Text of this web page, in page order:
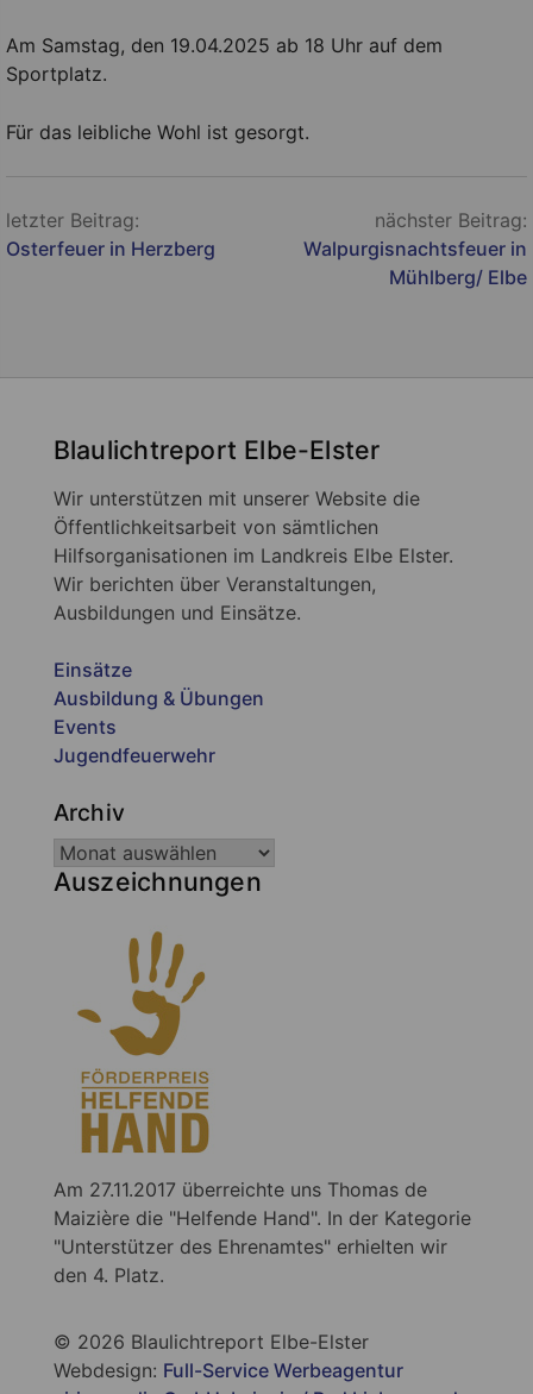
Am Samstag, den 19.04.2025 ab 18 Uhr auf dem
Sportplatz.
Für das leibliche Wohl ist gesorgt.
Beitragsnavigation
letzter Beitrag:
Osterfeuer in Herzberg
nächster Beitrag:
Walpurgisnachtsfeuer in
Mühlberg/ Elbe
Blaulichtreport Elbe-Elster
Wir unterstützen mit unserer Website die
Öffentlichkeitsarbeit von sämtlichen
Hilfsorganisationen im Landkreis Elbe Elster.
Wir berichten über Veranstaltungen,
Ausbildungen und Einsätze.
Einsätze
Ausbildung & Übungen
Events
Jugendfeuerwehr
Archiv
Auszeichnungen
Am 27.11.2017 überreichte uns Thomas de
Maizière die "Helfende Hand". In der Kategorie
"Unterstützer des Ehrenamtes" erhielten wir
den 4. Platz.
© 2026 Blaulichtreport Elbe-Elster
Webdesign: Full-Service Werbeagentur